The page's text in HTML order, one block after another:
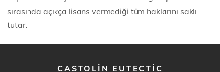
sırasında açıkça lisans vermediği tüm haklarını saklı
tutar.
CASTOLIN EUTECTIC